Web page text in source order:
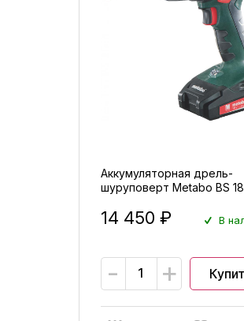
Аккумуляторная дрель-
шуруповерт Metabo BS 18
14 450 ₽ В
- +